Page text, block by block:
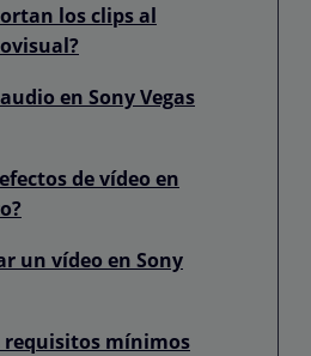
los clips al
en Sony Vegas
de vídeo en
un vídeo en Sony
requisitos mínimos